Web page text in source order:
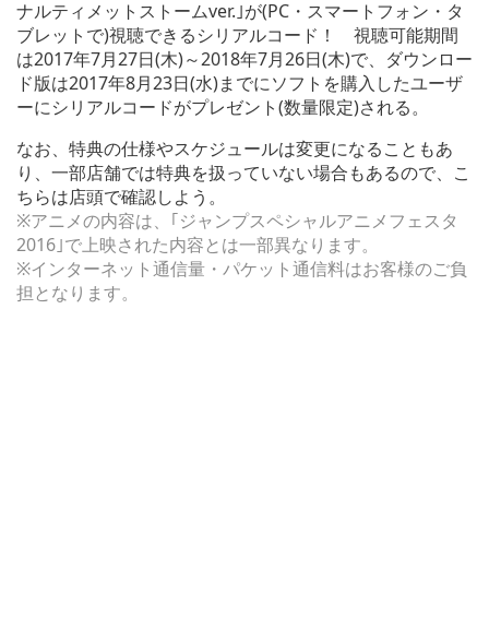
ナルティメットストームver.｣が(PC・スマートフォン・タ
ブレットで)視聴できるシリアルコード！ 視聴可能期間
は2017年7月27日(木)～2018年7月26日(木)で、ダウンロー
ド版は2017年8月23日(水)までにソフトを購入したユーザ
ーにシリアルコードがプレゼント(数量限定)される。
なお、特典の仕様やスケジュールは変更になることもあ
り、一部店舗では特典を扱っていない場合もあるので、こ
ちらは店頭で確認しよう。
※アニメの内容は、｢ジャンプスペシャルアニメフェスタ
2016｣で上映された内容とは一部異なります。
※インターネット通信量・パケット通信料はお客様のご負
担となります。